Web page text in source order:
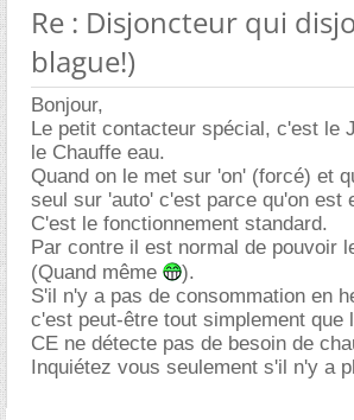
Re : Disjoncteur qui
blague!)
Bonjour,
Le petit contacteur spécial, c'est le
le Chauffe eau.
Quand on le met sur 'on' (forcé) et
seul sur 'auto' c'est parce qu'on est
C'est le fonctionnement standard.
Par contre il est normal de pouvoir
(Quand même
).
S'il n'y a pas de consommation en
c'est peut-être tout simplement que
CE ne détecte pas de besoin de
Inquiétez vous seulement s'il n'y a